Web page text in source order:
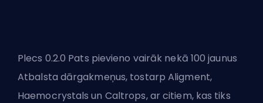
Plecs 0.2.0 Pats pievieno vairāk nekā 100 jaunus
Atbalsta dārgakmeņus, tostarp Aligment,
Haemocrystals un Caltrops, ar citiem, kas tiks